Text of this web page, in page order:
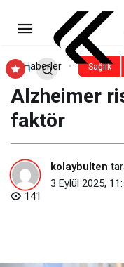
Haberler Sağlık
Alzheimer
faktör
kolaybulten
3 Eylül 2025,
141
Tedavisi Hızlı
Yorum Yap